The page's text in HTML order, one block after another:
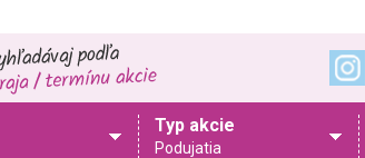
Typ akcie
Podujatia